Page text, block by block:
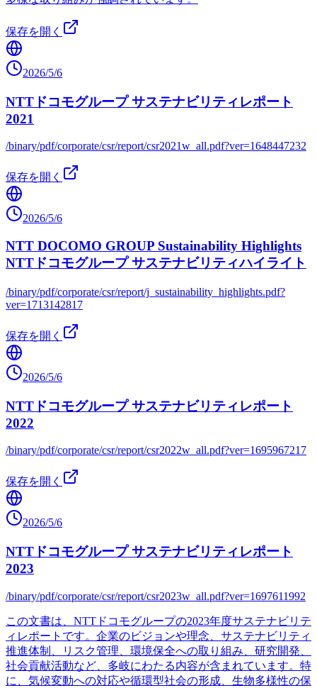
保存を開く
2026/5/6
NTTドコモグループ サステナビリティレポート
2021
/binary/pdf/corporate/csr/report/csr2021w_all.pdf?ver=1648447232
保存を開く
2026/5/6
NTT DOCOMO GROUP Sustainability Highlights
NTTドコモグループ サステナビリティハイライト
/binary/pdf/corporate/csr/report/j_sustainability_highlights.pdf?
ver=1713142817
保存を開く
2026/5/6
NTTドコモグループ サステナビリティレポート
2022
/binary/pdf/corporate/csr/report/csr2022w_all.pdf?ver=1695967217
保存を開く
2026/5/6
NTTドコモグループ サステナビリティレポート
2023
/binary/pdf/corporate/csr/report/csr2023w_all.pdf?ver=1697611992
この文書は、NTTドコモグループの2023年度サステナビリテ
ィレポートです。企業のビジョンや理念、サステナビリティ
推進体制、リスク管理、環境保全への取り組み、研究開発、
社会貢献活動など、多岐にわたる内容が含まれています。特
に、気候変動への対応や循環型社会の形成、生物多様性の保